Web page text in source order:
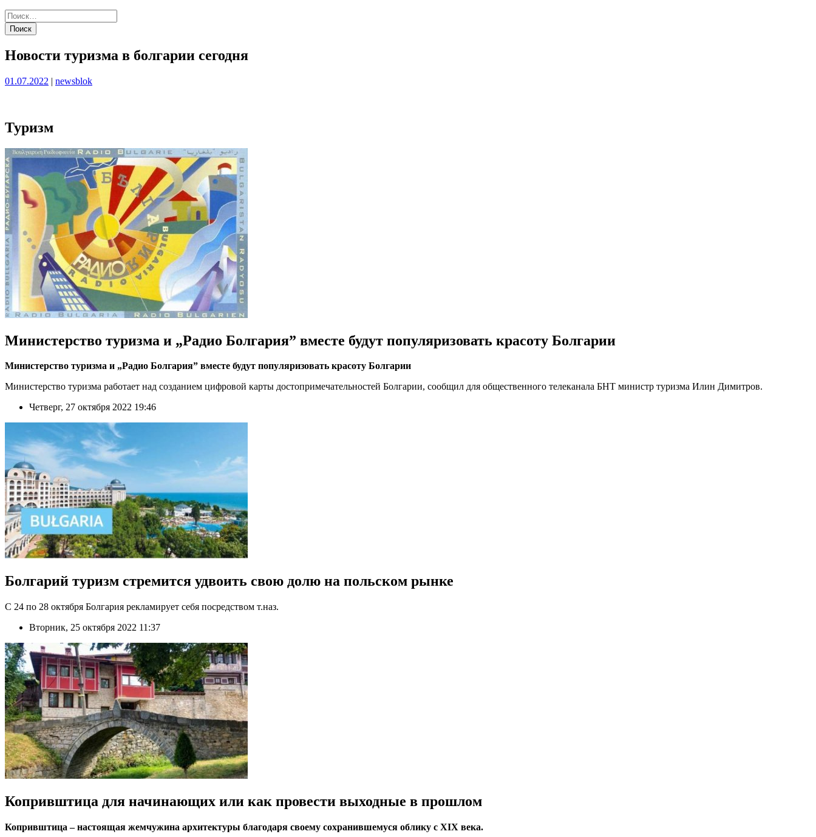
Новости туризма в болгарии сегодня
Опубликовано
01.07.2022 | Опубликовано
newsblok
Туризм
Министерство туризма и „Радио Болгария” вместе будут популяризовать красоту Болгарии
Министерство туризма и „Радио Болгария” вместе будут популяризовать красоту Болгарии
Министерство туризма работает над созданием цифровой карты достопримечательностей Болгарии, сообщил для общественного телеканала БНТ министр туризма Илин Димитров.
Четверг, 27 октября 2022 19:46
Болгарий туризм стремится удвоить свою долю на польском рынке
С 24 по 28 октября Болгария рекламирует себя посредством т.наз.
Вторник, 25 октября 2022 11:37
Копривштица для начинающих или как провести выходные в прошлом
Копривштица – настоящая жемчужина архитектуры благодаря своему сохранившемуся облику с XIX века.